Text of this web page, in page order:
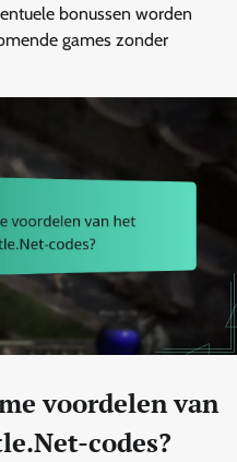
bonussen worden
games zonder
voordelen van
codes?